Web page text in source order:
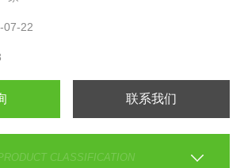
试验技术条件等国家标准。
07-22
联系我们
CLASSIFICATION